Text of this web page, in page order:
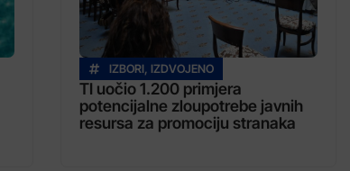
IZBORI, IZDVOJENO
TI uočio 1.200 primjera
potencijalne zloupotrebe javnih
resursa za promociju stranaka